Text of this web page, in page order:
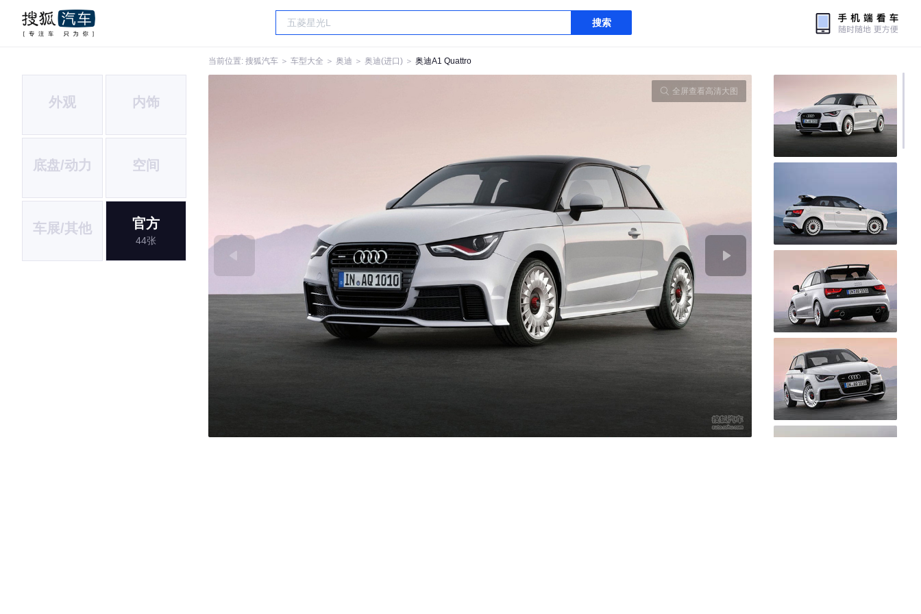
搜索
当前位置: 搜狐汽车 ＞ 车型大全 ＞ 奥迪 ＞ 奥迪(进口) ＞ 奥迪A1 Quattro
外观 内饰
底盘/动力 空间
车展/其他 官方
44张
全屏查看高清大图